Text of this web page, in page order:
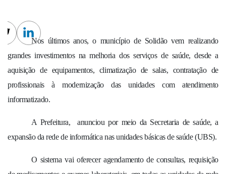
Nos últimos anos, o município de Solidão vem realizando
grandes investimentos na melhoria dos serviços de saúde, desde a
aquisição de equipamentos, climatização de salas, contratação de
profissionais à modernização das unidades com atendimento
informatizado.
A Prefeitura,
anunciou por meio da Secretaria de saúde, a
expansão da rede de informática nas unidades básicas de saúde (UBS).
O sistema vai oferecer agendamento de consultas, requisição
Twitter
Linkedin